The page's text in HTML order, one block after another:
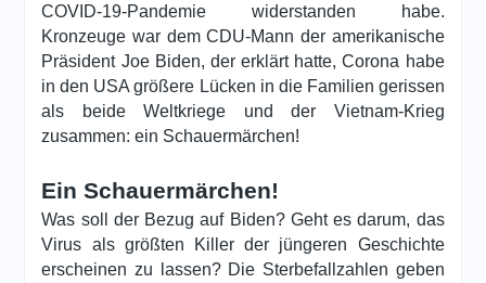
COVID-19-Pandemie widerstanden habe.
Kronzeuge war dem CDU-Mann der amerikanische
Präsident Joe Biden, der erklärt hatte, Corona habe
in den USA größere Lücken in die Familien gerissen
als beide Weltkriege und der Vietnam-Krieg
zusammen: ein Schauermärchen!
Ein Schauermärchen!
Was soll der Bezug auf Biden? Geht es darum, das
Virus als größten Killer der jüngeren Geschichte
erscheinen zu lassen? Die Sterbefallzahlen geben